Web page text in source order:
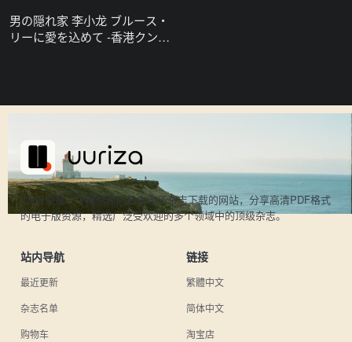
男の隠れ家 李小龙 ブルース・
リーに愛を込めて -香港クンフ
UU日杂是一个提供热门日本电子杂志下载的网站，分享高清PDF格式
的电子版资源，精选广泛受欢迎的多个领域中的顶级杂志。
站内导航
最近更新
杂志名单
购物车
链接
繁體中文
简体中文
淘宝店